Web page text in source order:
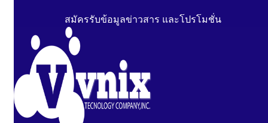
สมัครรับข้อมูลข่าวสาร และโปรโมชั่น